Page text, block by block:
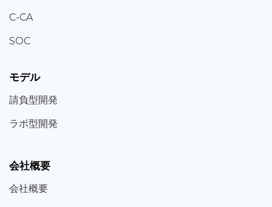
C-CA
SOC
モデル
請負型開発
ラボ型開発
会社概要
会社概要